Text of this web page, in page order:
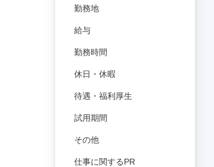
勤務地
給与
勤務時間
休日・休暇
待遇・福利厚生
試用期間
その他
仕事に関するPR